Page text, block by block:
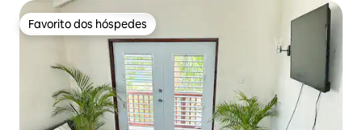
Favorito dos hóspedes
Favorito dos hóspedes